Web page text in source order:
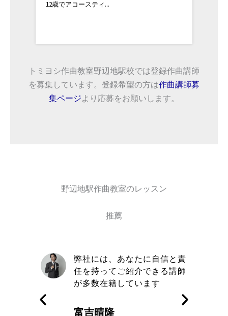
12歳でアコースティ...
トミヨシ作曲教室野辺地駅校では登録作曲講師
を募集しています。登録希望の方は作曲講師募
集ページより応募をお願いします。
野辺地駅作曲教室のレッスン
推薦
取材を通してトミヨシ作曲教
室の信念や在籍しているミュ
ージシャンのレベルの高さを